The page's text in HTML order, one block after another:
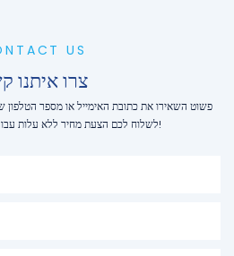
US
צרו איתנו
פשוט השאירו את כתובת האימייל או מספר
לשלוח לכם הצעת מחיר ללא עלות עבור מגוון רחב של עיצובים!